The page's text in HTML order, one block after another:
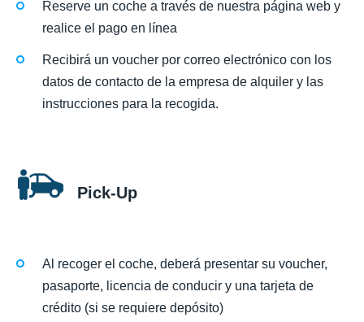
Reserve un coche a través de nuestra página web y
realice el pago en línea
Recibirá un voucher por correo electrónico con los
datos de contacto de la empresa de alquiler y las
instrucciones para la recogida.
Pick-Up
Al recoger el coche, deberá presentar su voucher,
pasaporte, licencia de conducir y una tarjeta de
crédito (si se requiere depósito)